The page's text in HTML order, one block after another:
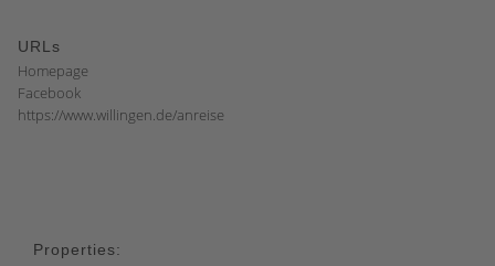
URLs
Homepage
Facebook
https://www.willingen.de/anreise
Properties: